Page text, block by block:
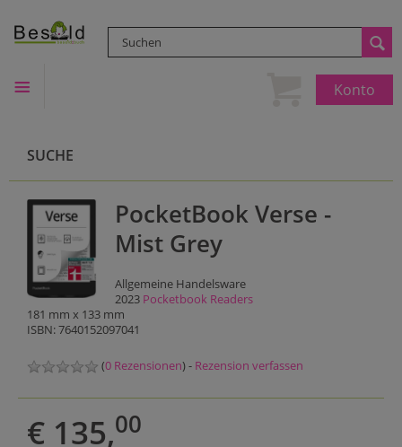
Konto
SUCHE
PocketBook Verse -
Mist Grey
Allgemeine Handelsware
2023 Pocketbook Readers
181 mm x 133 mm
ISBN: 7640152097041
(0 Rezensionen) - Rezension verfassen
€ 135,00